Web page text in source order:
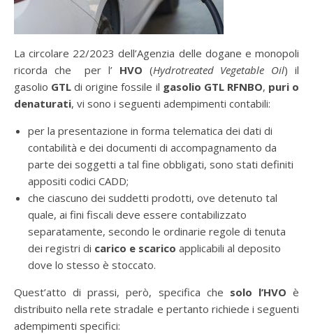
La circolare 22/2023 dell’Agenzia delle dogane e monopoli
ricorda che per l’ HVO (Hydrotreated Vegetable Oil) il
gasolio GTL di origine fossile il gasolio GTL RFNBO, puri o
denaturati, vi sono i seguenti adempimenti contabili:
per la presentazione in forma telematica dei dati di
contabilità e dei documenti di accompagnamento da
parte dei soggetti a tal fine obbligati, sono stati definiti
appositi codici CADD;
che ciascuno dei suddetti prodotti, ove detenuto tal
quale, ai fini fiscali deve essere contabilizzato
separatamente, secondo le ordinarie regole di tenuta
dei registri di carico e scarico applicabili al deposito
dove lo stesso è stoccato.
Quest’atto di prassi, però, specifica che solo l’HVO è
distribuito nella rete stradale e pertanto richiede i seguenti
adempimenti specifici: